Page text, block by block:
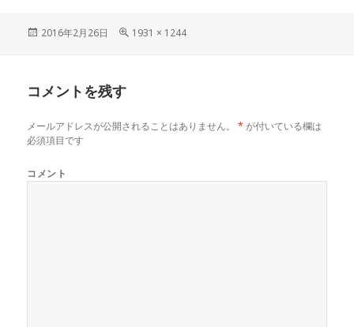
投
2016年2月26日
フ
1931 × 1244
コメントを残す
メールアドレスが公開されることはありません。 * が付いている欄は
必須項目です
コメント